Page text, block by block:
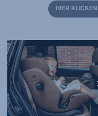
HIER